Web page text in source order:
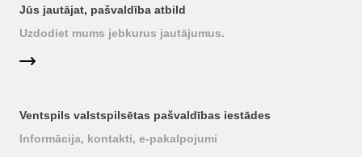
Jūs jautājat, pašvaldība atbild
Uzdodiet mums jebkurus jautājumus.
Ventspils valstspilsētas pašvaldības iestādes
Informācija, kontakti, e-pakalpojumi